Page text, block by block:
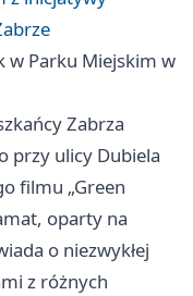
w Parku Miejskim w
Zabrza
przy ulicy Dubiela
filmu „Green
oparty na
o niezwykłej
z różnych